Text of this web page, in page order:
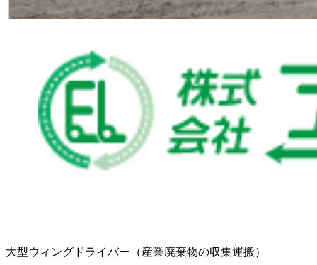
大型ウィングドライバー（産業廃棄物の収集運搬）